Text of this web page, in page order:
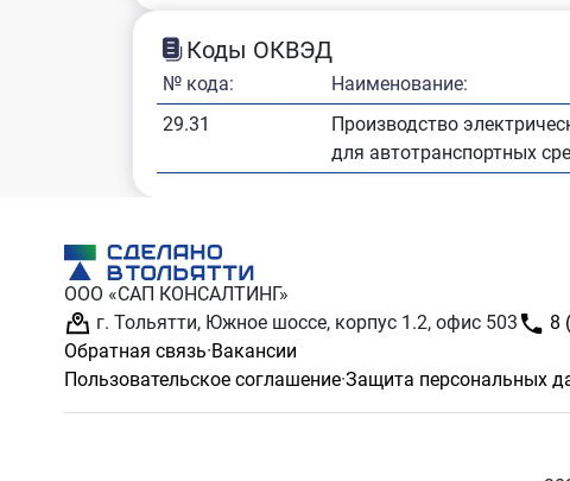
Коды ОКВЭД
№ кода:
Наименование:
29.31
Производство
для автотранспортных
ООО «САП КОНСАЛТИНГ»
г. Тольятти, Южное шоссе, корпус 1.2, офис 503
8
Обратная связь·Вакансии
Пользовательское соглашение·Защита персональных